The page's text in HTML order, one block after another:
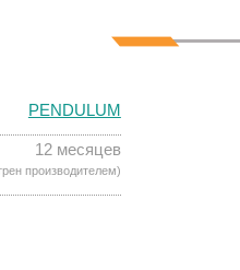
PENDULUM
12 месяцев
производителем)